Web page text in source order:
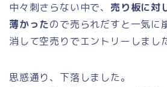
中々刺さらない中で、 売り板に対
薄かったので売られだすと一気に
消して空売りでエントリーしまし
思惑通り、下落しました。